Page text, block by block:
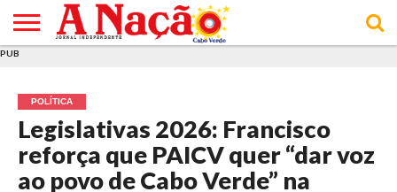
E DE
COOKIES
DE
UTILIZAÇÃO
PUB
POLÍTICA
Legislativas 2026: Francisco
reforça que PAICV quer “dar voz
ao povo de Cabo Verde” na